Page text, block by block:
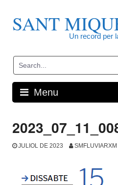
contentSANT
Un record per
Menu
JULIOL DE 2023 SMFLUVIARXM